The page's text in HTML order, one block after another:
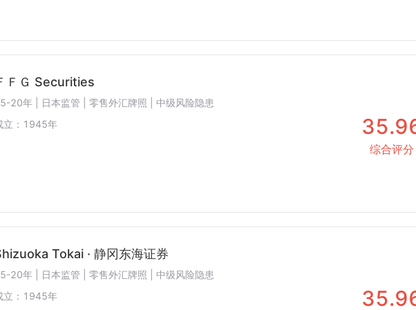
ＦＧ Securities
20年 | 日本监管 | 零售外汇牌照 | 中级风险隐患
立： 1945年
综合评分
Tokai · 静冈东海证券
20年 | 日本监管 | 零售外汇牌照 | 中级风险隐患
立： 1945年